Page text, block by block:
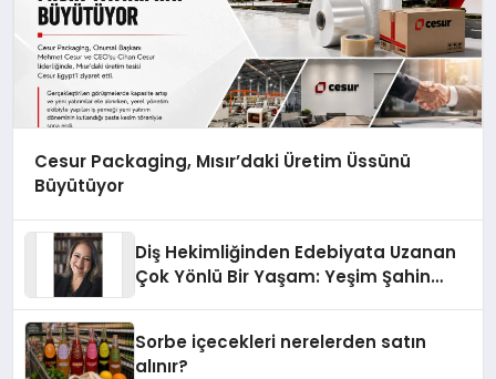
Cesur Packaging, Mısır’daki Üretim Üssünü
Büyütüyor
Diş Hekimliğinden Edebiyata Uzanan
Çok Yönlü Bir Yaşam: Yeşim Şahin
Sorbe içecekleri nerelerden satın
alınır?